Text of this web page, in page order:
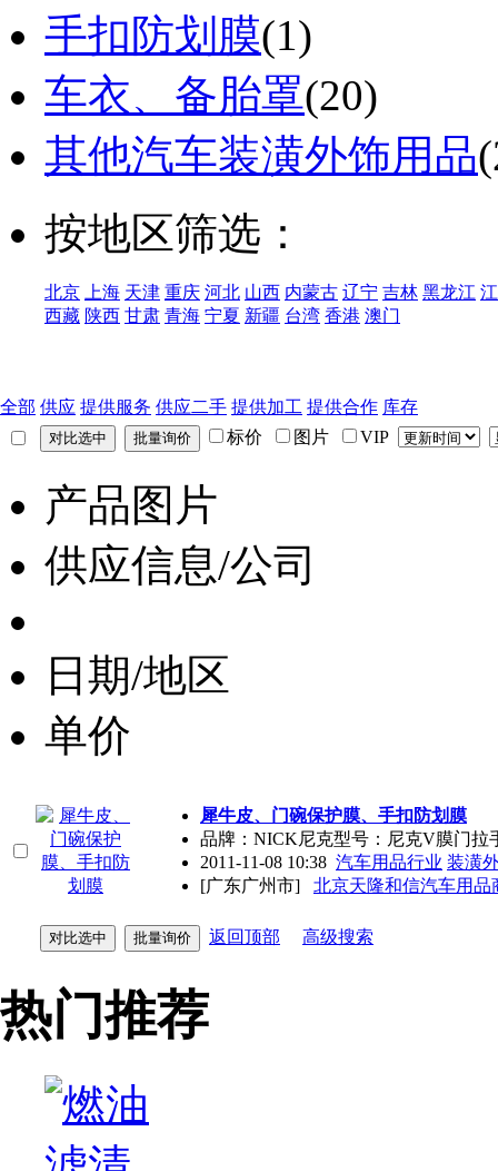
手扣防划膜(1)
车衣、备胎罩(20)
其他汽车装潢外饰用品
按地区筛选：
北京 上海 天津 重庆 河北 山西 内蒙古 辽宁 吉林 黑龙江
西藏 陕西 甘肃 青海 宁夏 新疆 台湾 香港 澳门
全部 供应 提供服务 供应二手 提供加工 提供合作 库存
标价
图片 VIP
产品图片
供应信息/公司
日期/地区
单价
犀牛皮、门碗保护膜、手扣防划膜
品牌：NICK尼克型号：尼克V膜门拉
2011-11-08 10:38 汽车用品行业 装潢
[广东广州市]
北京天隆和信汽车用品
返回顶部 高级搜索
热门推荐